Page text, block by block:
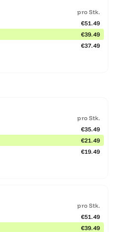
pro Stk.
€51.49
€39.49
€37.49
pro Stk.
€35.49
€21.49
€19.49
pro Stk.
€51.49
€39.49